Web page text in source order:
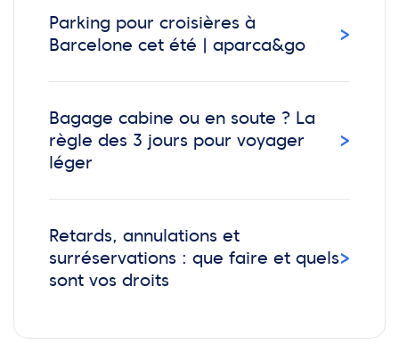
Parking pour croisières à
Barcelone cet été | aparca&go
›
Bagage cabine ou en soute ? La
règle des 3 jours pour voyager
léger
›
Retards, annulations et
surréservations : que faire et quels
sont vos droits
›